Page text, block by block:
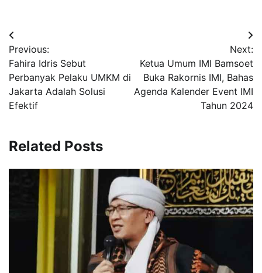
Navigasi
pos
Previous:
Fahira Idris Sebut
Perbanyak Pelaku UMKM di
Jakarta Adalah Solusi
Efektif
Next:
Ketua Umum IMI Bamsoet
Buka Rakornis IMI, Bahas
Agenda Kalender Event IMI
Tahun 2024
Related Posts